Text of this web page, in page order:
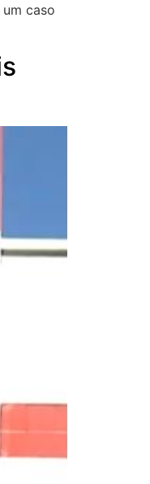
caso